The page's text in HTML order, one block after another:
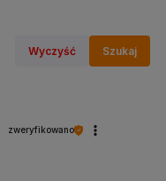
Wyczyść Szukaj
zweryfikowano